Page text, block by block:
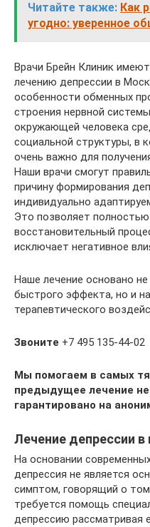
Читайте также: Как
угодно: уверенное
Врачи Брейн Клиник
лечению депрессии в
особенности обменных
строения нервной
окружающей человека
социальной структуры, в
очень важно для
Наши врачи смогут
причину формирования
индивидуально
Это позволяет
восстановительный
исключает негативное
Наше лечение основано
быстрого эффекта, но и
терапевтического
Звоните +7 495 135-44-02
Мы помогаем в самых
предыдущее лечение не
гарантировано на
Лечение депрессии в
На основании
депрессия не является
симптом, говорящий о
требуется помощь
депрессию рассматривая